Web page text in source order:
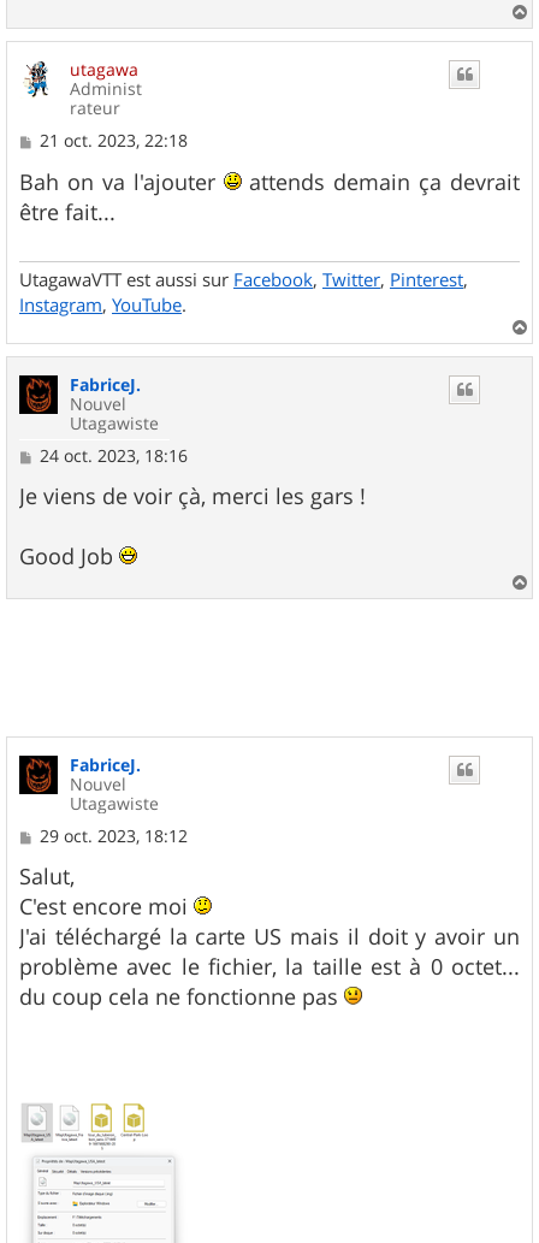
a
utagawa
Administ
rateur
M
s
s
a
21 oct. 2023, 22:18
Bah on va l'ajouter
attends demain ça devrait
être fait...
UtagawaVTT est aussi sur Facebook, Twitter, Pinterest,
Instagram, YouTube.
a
FabriceJ.
Nouvel
Utagawiste
M
s
s
g
e
24 oct. 2023, 18:16
Je viens de voir çà, merci les gars !
Good Job
a
FabriceJ.
Nouvel
Utagawiste
M
s
s
a
g
e
29 oct. 2023, 18:12
Salut,
C'est encore moi
J'ai téléchargé la carte US mais il doit y avoir un
problème avec le fichier, la taille est à 0 octet...
du coup cela ne fonctionne pas